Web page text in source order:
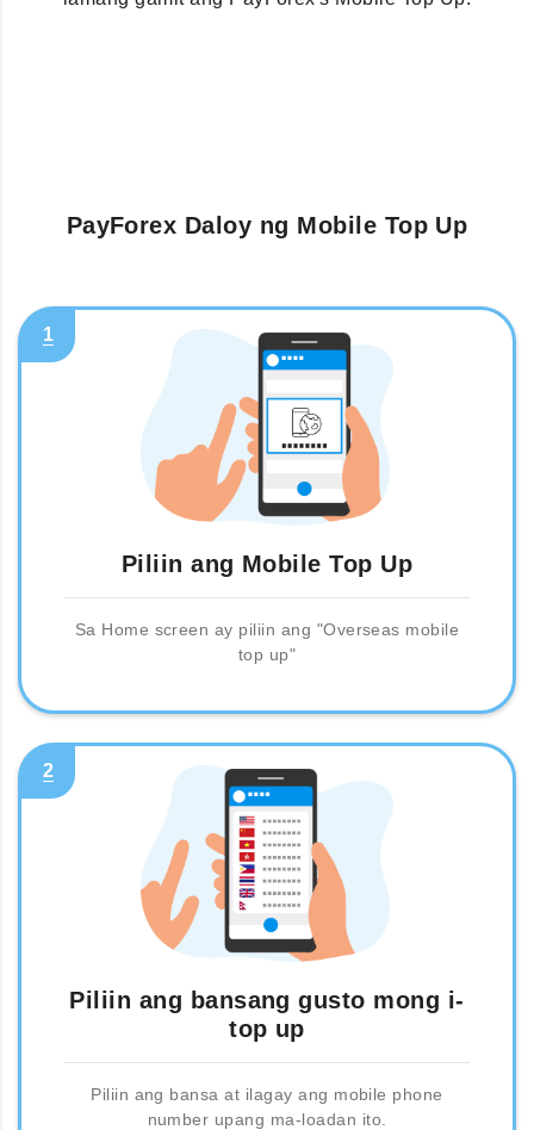
PayForex Daloy ng Mobile Top Up
1
Piliin ang Mobile Top Up
Sa Home screen ay piliin ang "Overseas mobile
top up"
2
Piliin ang bansang gusto mong i-
top up
Piliin ang bansa at ilagay ang mobile phone
number upang ma-loadan ito.